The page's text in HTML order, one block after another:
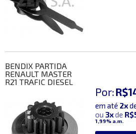
BENDIX PARTIDA
RENAULT MASTER
R21 TRAFIC DIESEL
Por:
em até 2x
ou 3xde
1,99% a.m.